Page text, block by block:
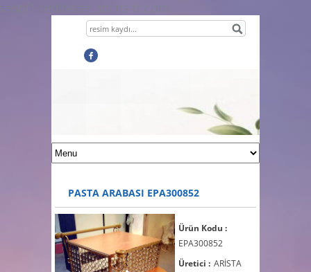
v=spf1 redirect=_spf.ns-tr.com
PASTA ARABASI EPA300852
Ürün Kodu :
EPA300852
Üretici : ARİSTA